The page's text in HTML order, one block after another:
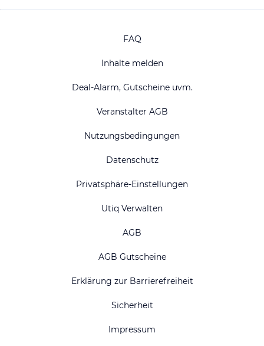
FAQ
Inhalte melden
Deal-Alarm, Gutscheine uvm.
Veranstalter AGB
Nutzungsbedingungen
Datenschutz
Privatsphäre-Einstellungen
Utiq Verwalten
AGB
AGB Gutscheine
Erklärung zur Barrierefreiheit
Sicherheit
Impressum